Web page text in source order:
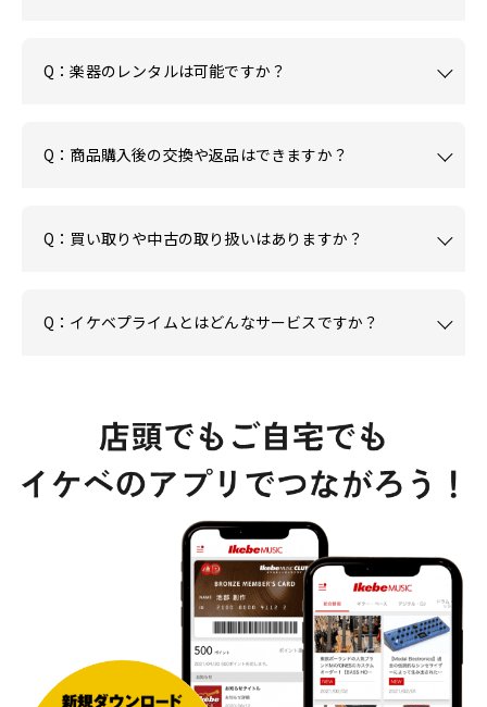
Q：楽器のレンタルは可能ですか？
Q：商品購入後の交換や返品はできますか？
Q：買い取りや中古の取り扱いはありますか？
Q：イケベプライムとはどんなサービスですか？